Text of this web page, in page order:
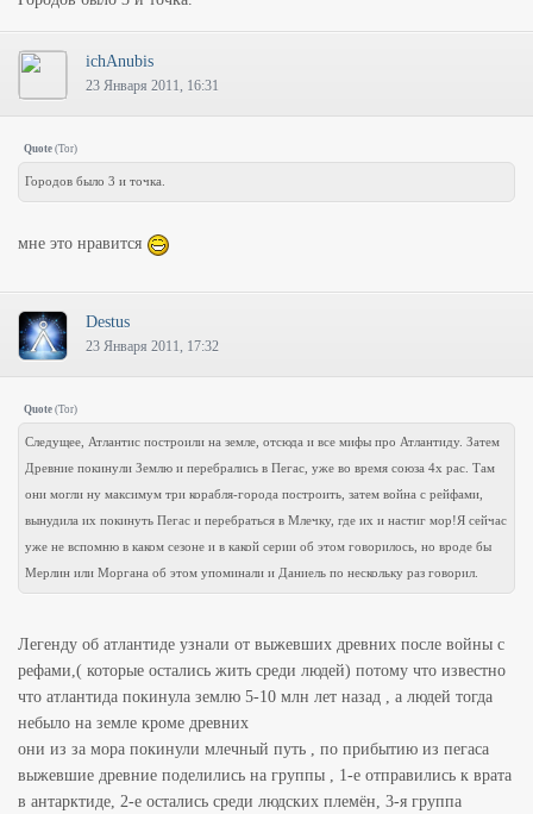
ichAnubis
23 Января 2011, 16:31
Quote (Tor)
Городов было 3 и точка.
мне это нравится
Destus
23 Января 2011, 17:32
Quote (Tor)
Следущее, Атлантис построили на земле, отсюда и все мифы про Атлантиду. Затем
Древние покинули Землю и перебрались в Пегас, уже во время союза 4х рас. Там
они могли ну максимум три корабля-города построить, затем война с рейфами,
вынудила их покинуть Пегас и перебраться в Млечку, где их и настиг мор!Я сейчас
уже не вспомню в каком сезоне и в какой серии об этом говорилось, но вроде бы
Мерлин или Моргана об этом упоминали и Даниель по нескольку раз говорил.
Легенду об атлантиде узнали от выжевших древних после войны с
рефами,( которые остались жить среди людей) потому что известно
что атлантида покинула землю 5-10 млн лет назад , а людей тогда
небыло на земле кроме древних
они из за мора покинули млечный путь , по прибытию из пегаса
выжевшие древние поделились на группы , 1-е отправились к врата
в антарктиде, 2-е остались среди людских племён, 3-я группа